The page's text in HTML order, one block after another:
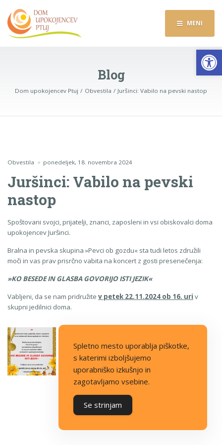
MENI
Blog
Dom upokojencev Ptuj Obvestila Juršinci: Vabilo na pevski nastop
Obvestila ponedeljek, 18. novembra 2024
Juršinci: Vabilo na pevski
nastop
Spoštovani svojci, prijatelji, znanci, zaposleni in vsi obiskovalci doma
upokojencev Juršinci.
Bralna in pevska skupina »Pevci ob gozdu« sta tudi letos združili
moči in vas prav prisrčno vabita na koncert z gosti presenečenja:
»KO BESEDE IN GLASBA GOVORIJO ISTI JEZIK«
Vabljeni, da se nam pridružite v petek 22.11.2024 ob 16. uri v
skupni jedilnici doma.
Spletno mesto uporablja piškotke,
s katerimi izboljšujemo
uporabniško izkušnjo in
zagotavljamo vsebine.
Se strinjam